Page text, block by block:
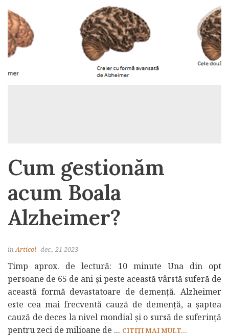
Cum gestionăm
acum Boala
Alzheimer?
inArticol dec., 21 2023
Timp aprox. de lectură: 10 minute Una din opt
persoane de 65 de ani și peste această vârstă suferă de
această formă devastatoare de demență. Alzheimer
este cea mai frecventă cauză de demență, a șaptea
cauză de deces la nivel mondial și o sursă de suferință
pentru zeci de milioane de ... CITIȚI MAI MULT...